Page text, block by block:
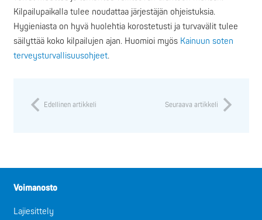
Kilpailupaikalla tulee noudattaa järjestäjän ohjeistuksia.
Hygieniasta on hyvä huolehtia korostetusti ja turvavälit tulee
säilyttää koko kilpailujen ajan. Huomioi myös Kainuun soten
terveysturvallisuusohjeet.
Edellinen artikkeli Seuraava artikkeli
Voimanosto
Lajiesittely